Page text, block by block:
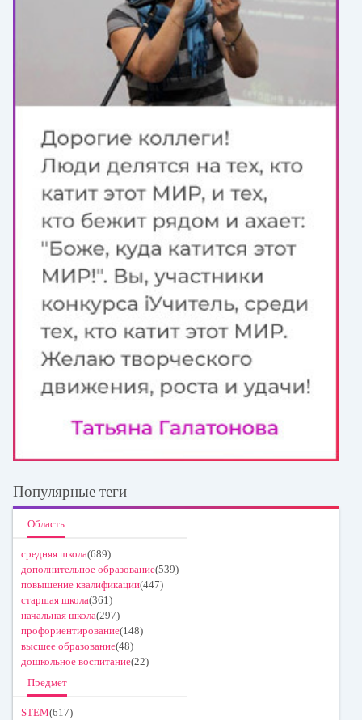
Популярные теги
Область
средняя школа(689)
дополнительное образование(539)
повышение квалификации(447)
старшая школа(361)
начальная школа(297)
профориентирование(148)
высшее образование(48)
дошкольное воспитание(22)
Предмет
STEM(617)